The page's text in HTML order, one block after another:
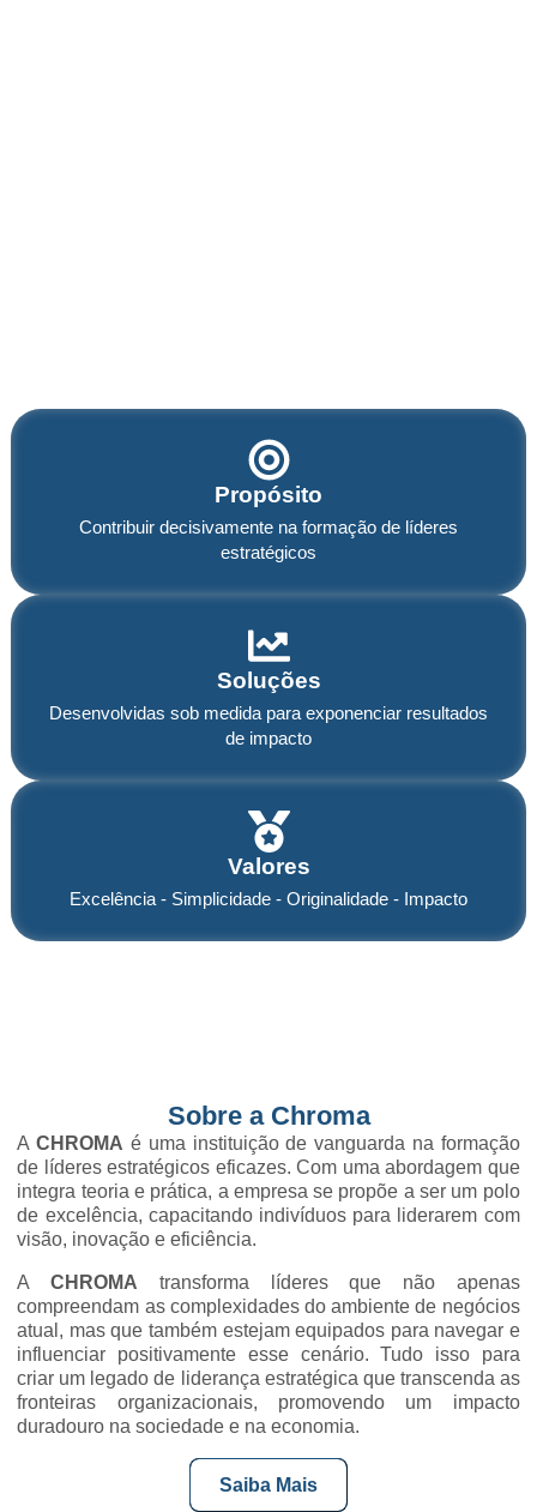
Propósito
Contribuir decisivamente na formação de líderes
estratégicos
Soluções
Desenvolvidas sob medida para exponenciar resultados
de impacto
Valores
Excelência - Simplicidade - Originalidade - Impacto
Sobre a Chroma
ACHROMA é uma instituição de vanguarda na formação
de líderes estratégicos eficazes. Com uma abordagem que
integra teoria e prática, a empresa se propõe a ser um polo
de excelência, capacitando indivíduos para liderarem com
visão, inovação e eficiência.
ACHROMA transforma líderes que não apenas
compreendam as complexidades do ambiente de negócios
atual, mas que também estejam equipados para navegar e
influenciar positivamente esse cenário. Tudo isso para
criar um legado de liderança estratégica que transcenda as
fronteiras organizacionais, promovendo um impacto
duradouro na sociedade e na economia.
Saiba Mais